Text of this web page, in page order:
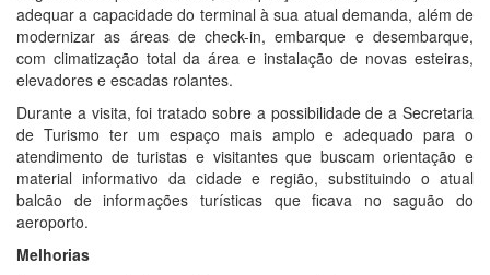
adequar a capacidade do terminal à sua atual demanda, além de
modernizar as áreas de check-in, embarque e desembarque,
com climatização total da área e instalação de novas esteiras,
elevadores e escadas rolantes.
Durante a visita, foi tratado sobre a possibilidade de a Secretaria
de Turismo ter um espaço mais amplo e adequado para o
atendimento de turistas e visitantes que buscam orientação e
material informativo da cidade e região, substituindo o atual
balcão de informações turísticas que ficava no saguão do
aeroporto.
Melhorias